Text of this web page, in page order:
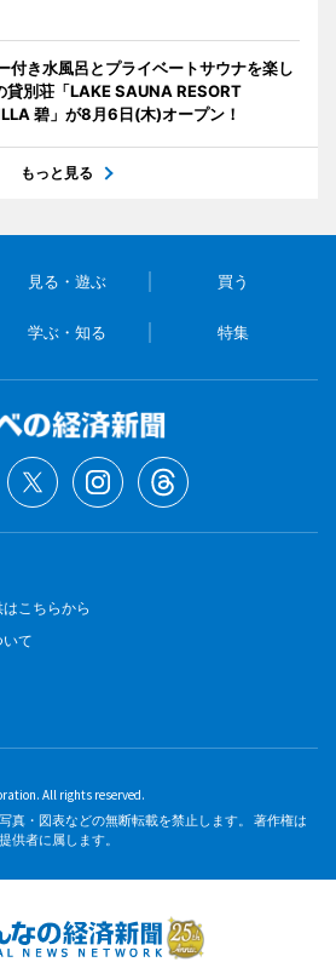
付き水風呂とプライベートサウナを楽し
貸別荘「LAKE SAUNA RESORT
碧」が8月6日(木)オープン！
もっと見る
見る・遊ぶ 買う
学ぶ・知る 特集
こちらから
て
All rights reserved.
真・図表などの無断転載を禁止します。 著作権は
供者に属します。